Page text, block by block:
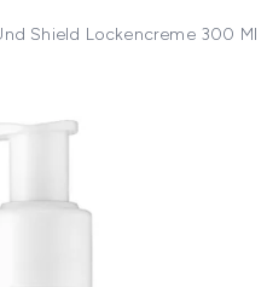
Shield Lockencreme 300 Ml